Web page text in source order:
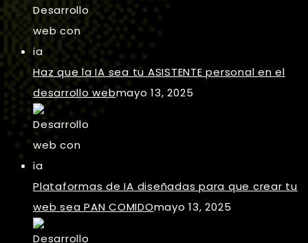
Haz que la IA sea tu ASISTENTE personal en el
desarrollo webmayo 13, 2025
Plataformas de IA diseñadas para que crear tu
web sea PAN COMIDOmayo 13, 2025